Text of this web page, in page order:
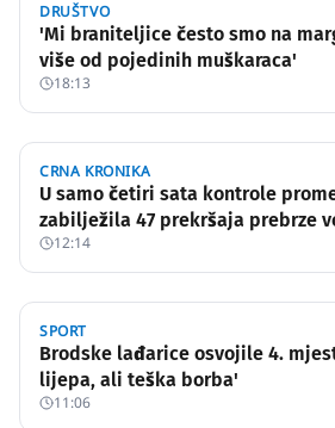
DRUŠTVO
'Mi braniteljice često smo na
više od pojedinih muškaraca'
18:13
CRNA KRONIKA
U samo četiri sata kontrole
zabilježila 47 prekršaja prebrze
12:14
SPORT
Brodske lađarice osvojile 4.
lijepa, ali teška borba'
11:06